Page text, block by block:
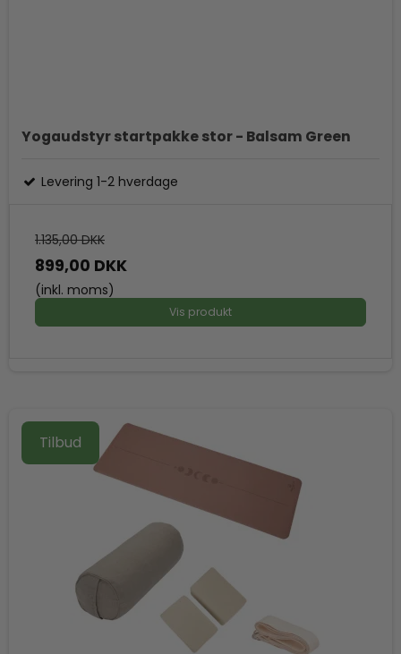
Yogaudstyr startpakke stor - Balsam Green
Levering 1-2 hverdage
1.135,00 DKK
899,00 DKK
(inkl. moms)
Vis produkt
Tilbud